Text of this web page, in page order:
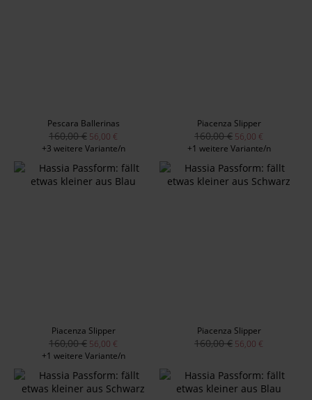
Pescara Ballerinas
160,00 € 56,00 €
+3 weitere Variante/n
Piacenza Slipper
160,00 € 56,00 €
+1 weitere Variante/n
Piacenza Slipper
160,00 € 56,00 €
+1 weitere Variante/n
Piacenza Slipper
160,00 € 56,00 €